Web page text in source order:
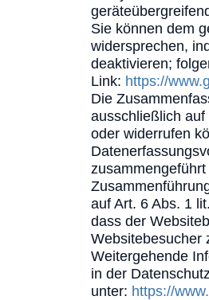
Sie können dem
widersprechen,
deaktivieren;
Link: https://
Die
ausschließlich
oder widerrufen
auf Art. 6 Abs. 1
dass der
Websitebesucher
Weitergehende
in der
unter: https://